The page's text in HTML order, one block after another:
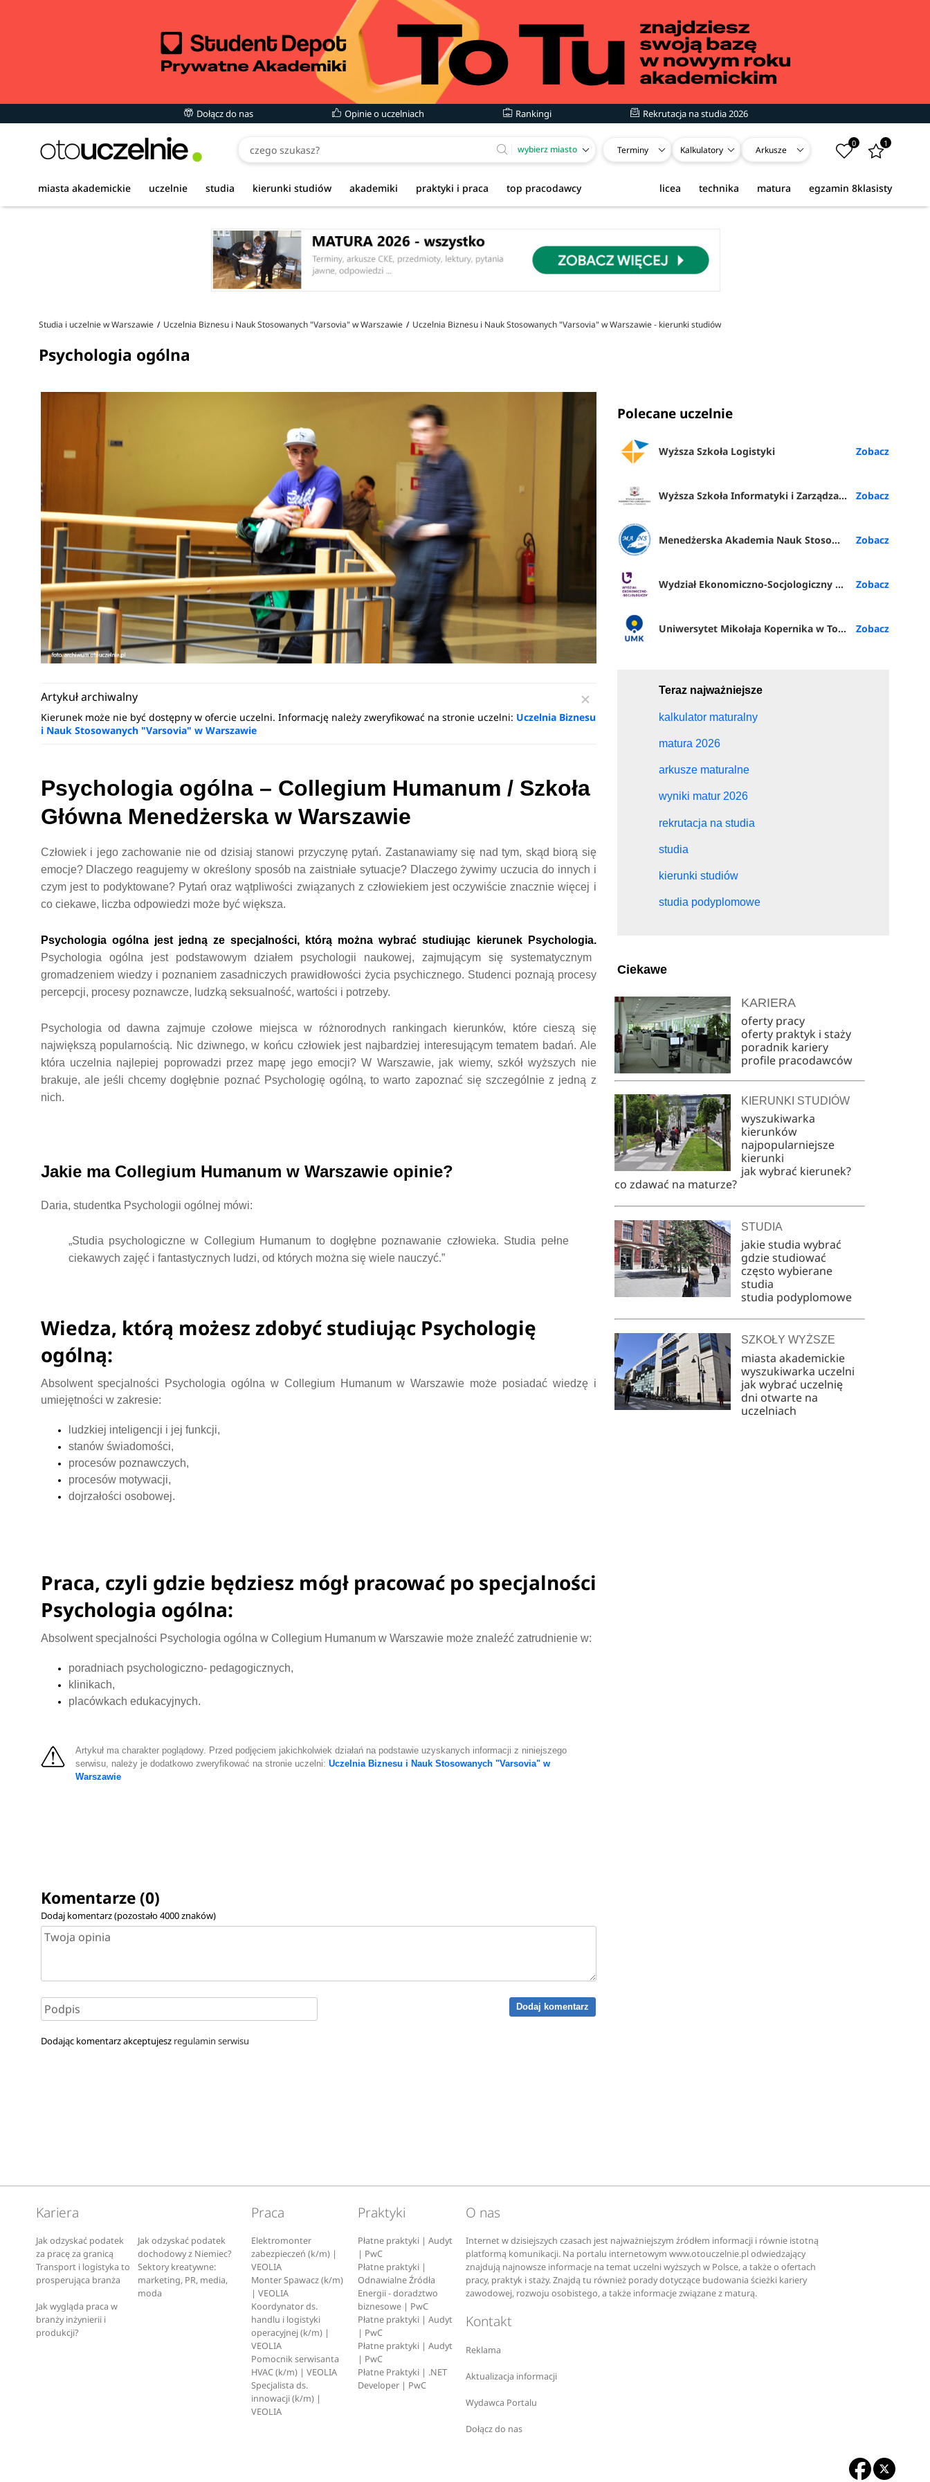
Dołącz do nas Opinie o uczelniach Rankingi Rekrutacja na studia 2026
wybierz miasto Terminy Kalkulatory Arkusze
0 1
miasta akademickie uczelnie studia kierunki studiów akademiki praktyki i praca top pracodawcy egzamin 8klasisty
matura
technika
licea
Studia i uczelnie w Warszawie Uczelnia Biznesu i Nauk Stosowanych "Varsovia" w Warszawie Uczelnia Biznesu i Nauk Stosowanych "Varsovia" w Warszawie - kierunki studiów
Psychologia ogólna
Artykuł archiwalny
Kierunek może nie być dostępny w ofercie uczelni. Informację należy zweryfikować na stronie uczelni: Uczelnia Biznesu
i Nauk Stosowanych "Varsovia" w Warszawie
Psychologia ogólna – Collegium Humanum / Szkoła
Główna Menedżerska w Warszawie
Człowiek i jego zachowanie nie od dzisiaj stanowi przyczynę pytań. Zastanawiamy się nad tym, skąd biorą się
emocje? Dlaczego reagujemy w określony sposób na zaistniałe sytuacje? Dlaczego żywimy uczucia do innych i
czym jest to podyktowane? Pytań oraz wątpliwości związanych z człowiekiem jest oczywiście znacznie więcej i
co ciekawe, liczba odpowiedzi może być większa.
Psychologia ogólna jest jedną ze specjalności, którą można wybrać studiując kierunek Psychologia.
Psychologia ogólna jest podstawowym działem psychologii naukowej, zajmującym się systematycznym
gromadzeniem wiedzy i poznaniem zasadniczych prawidłowości życia psychicznego. Studenci poznają procesy
percepcji, procesy poznawcze, ludzką seksualność, wartości i potrzeby.
Psychologia od dawna zajmuje czołowe miejsca w różnorodnych rankingach kierunków, które cieszą się
największą popularnością. Nic dziwnego, w końcu człowiek jest najbardziej interesującym tematem badań. Ale
która uczelnia najlepiej poprowadzi przez mapę jego emocji? W Warszawie, jak wiemy, szkół wyższych nie
brakuje, ale jeśli chcemy dogłębnie poznać Psychologię ogólną, to warto zapoznać się szczególnie z jedną z
nich.
Jakie ma Collegium Humanum w Warszawie opinie?
Daria, studentka Psychologii ogólnej mówi:
„Studia psychologiczne w Collegium Humanum to dogłębne poznawanie człowieka. Studia pełne
ciekawych zajęć i fantastycznych ludzi, od których można się wiele nauczyć.”
Wiedza, którą możesz zdobyć studiując Psychologię
ogólną:
Absolwent specjalności Psychologia ogólna w Collegium Humanum w Warszawie może posiadać wiedzę i
umiejętności w zakresie:
ludzkiej inteligencji i jej funkcji,
stanów świadomości,
procesów poznawczych,
procesów motywacji,
dojrzałości osobowej.
Praca, czyli gdzie będziesz mógł pracować po specjalności
Psychologia ogólna:
Absolwent specjalności Psychologia ogólna w Collegium Humanum w Warszawie może znaleźć zatrudnienie w:
poradniach psychologiczno- pedagogicznych,
klinikach,
placówkach edukacyjnych.
Artykuł ma charakter poglądowy. Przed podjęciem jakichkolwiek działań na podstawie uzyskanych informacji z niniejszego
serwisu, należy je dodatkowo zweryfikować na stronie uczelni: Uczelnia Biznesu i Nauk Stosowanych "Varsovia" w
Warszawie
Komentarze (0)
Dodaj komentarz (pozostało4000znaków)
Dodając komentarz akceptujesz regulamin serwisu
Dodaj komentarz
Polecane uczelnie
Wyższa Szkoła Logistyki
Wyższa Szkoła Informatyki i Zarządzania z siedzibą w Rzeszowie
Menedżerska Akademia Nauk Stosowanych w Warszawie
Wydział Ekonomiczno-Socjologiczny UŁ
Uniwersytet Mikołaja Kopernika w Toruniu
Teraz najważniejsze
kalkulator maturalny
matura 2026
arkusze maturalne
wyniki matur 2026
rekrutacja na studia
studia
kierunki studiów
studia podyplomowe
Ciekawe
KARIERA
oferty pracy
oferty praktyk i staży
poradnik kariery
profile pracodawców
KIERUNKI STUDIÓW
wyszukiwarka
kierunków
najpopularniejsze
kierunki
jak wybrać kierunek?
co zdawać na maturze?
STUDIA
jakie studia wybrać
gdzie studiować
często wybierane
studia
studia podyplomowe
SZKOŁY WYŻSZE
miasta akademickie
wyszukiwarka uczelni
jak wybrać uczelnię
dni otwarte na
uczelniach
Kariera
Jak odzyskać podatek
za pracę za granicą
Jak odzyskać podatek
dochodowy z Niemiec?
Transport i logistyka to
prosperująca branża
Sektory kreatywne:
marketing, PR, media,
moda
Jak wygląda praca w
branży inżynierii i
produkcji?
Praca
Elektromonter
zabezpieczeń (k/m) |
VEOLIA
Monter Spawacz (k/m)
| VEOLIA
Koordynator ds.
handlu i logistyki
operacyjnej (k/m) |
VEOLIA
Pomocnik serwisanta
HVAC (k/m) | VEOLIA
Specjalista ds.
innowacji (k/m) |
VEOLIA
Praktyki
Płatne praktyki | Audyt
| PwC
Płatne praktyki |
Odnawialne Źródła
Energii - doradztwo
biznesowe | PwC
Płatne praktyki | Audyt
| PwC
Płatne praktyki | Audyt
| PwC
Płatne Praktyki | .NET
Developer | PwC
O nas
Internet w dzisiejszych czasach jest najważniejszym źródłem informacji i równie istotną
platformą komunikacji. Na portalu internetowym www.otouczelnie.pl odwiedzający
znajdują najnowsze informacje na temat uczelni wyższych w Polsce, a także o ofertach
pracy, praktyk i staży. Znajdą tu również porady dotyczące budowania ścieżki kariery
zawodowej, rozwoju osobistego, a także informacje związane z maturą.
Kontakt
Reklama
Aktualizacja informacji
Wydawca Portalu
Dołącz do nas